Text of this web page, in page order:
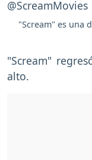
"Scream" es una
"Scream"
alto.